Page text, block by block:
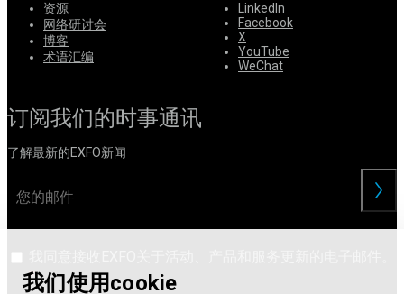
我们使用cookie
合
伙
应
资源
网络研讨会
博客
术语汇编
LinkedIn
Facebook
X
YouTube
WeChat
订阅我们的时事通讯
了解最新的EXFO新闻